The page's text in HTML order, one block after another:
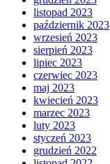
listopad 2023
październik 2023
wrzesień 2023
sierpień 2023
lipiec 2023
czerwiec 2023
maj 2023
kwiecień 2023
marzec 2023
luty 2023
styczeń 2023
grudzień 2022